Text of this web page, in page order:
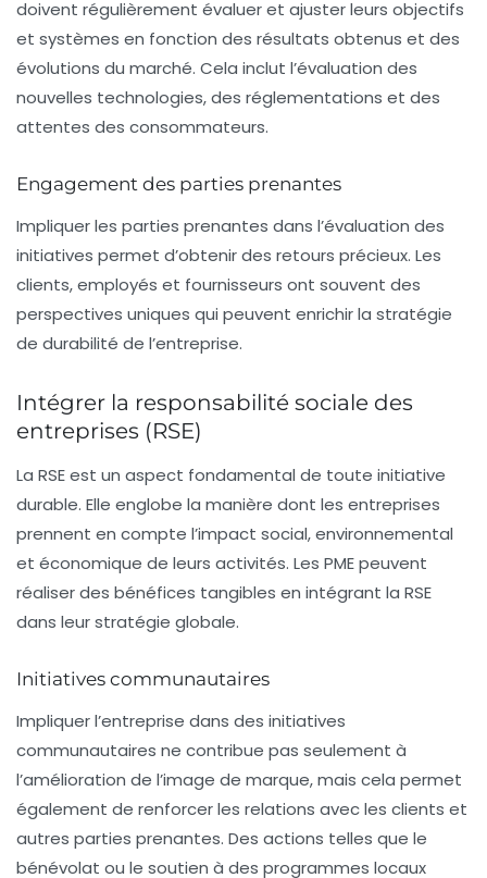
doivent régulièrement évaluer et ajuster leurs objectifs
et systèmes en fonction des résultats obtenus et des
évolutions du marché. Cela inclut l’évaluation des
nouvelles technologies, des réglementations et des
attentes des consommateurs.
Engagement des parties prenantes
Impliquer les parties prenantes dans l’évaluation des
initiatives permet d’obtenir des retours précieux. Les
clients, employés et fournisseurs ont souvent des
perspectives uniques qui peuvent enrichir la stratégie
de durabilité de l’entreprise.
Intégrer la responsabilité sociale des
entreprises (RSE)
La RSE est un aspect fondamental de toute initiative
durable. Elle englobe la manière dont les entreprises
prennent en compte l’impact social, environnemental
et économique de leurs activités. Les PME peuvent
réaliser des bénéfices tangibles en intégrant la RSE
dans leur stratégie globale.
Initiatives communautaires
Impliquer l’entreprise dans des initiatives
communautaires ne contribue pas seulement à
l’amélioration de l’image de marque, mais cela permet
également de renforcer les relations avec les clients et
autres parties prenantes. Des actions telles que le
bénévolat ou le soutien à des programmes locaux